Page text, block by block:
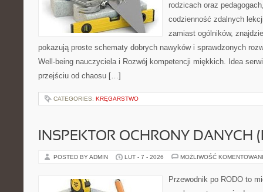
rodzicach oraz
codzienność zdalnych
zamiast ogólników,
pokazują proste schematy dobrych nawyków i sprawdzonych
Well-being nauczyciela i Rozwój kompetencji miękkich. Idea
przejściu od chaosu […]
CATEGORIES: KRĘGARSTWO
INSPEKTOR OCHRONY DANYCH
POSTED BY ADMIN LUT - 7 - 2026 MOŻLIWOŚĆ
Przewodnik po RODO to